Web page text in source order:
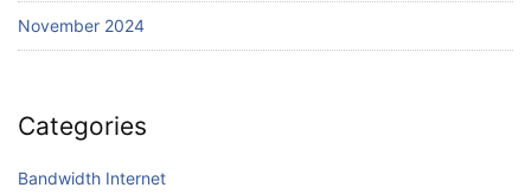
November 2024
Categories
Bandwidth Internet